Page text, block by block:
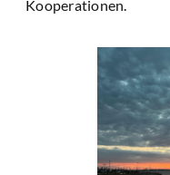
Kooperationen.